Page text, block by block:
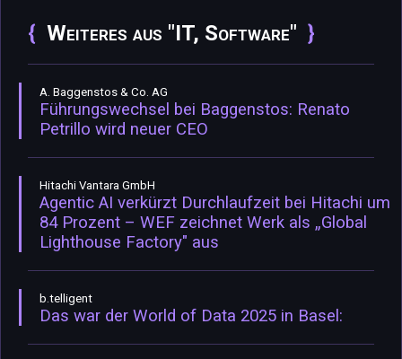
Weiteres aus "IT, Software"
A. Baggenstos & Co. AG
Führungswechsel bei Baggenstos: Renato
Petrillo wird neuer CEO
Hitachi Vantara GmbH
Agentic AI verkürzt Durchlaufzeit bei Hitachi um
84 Prozent – WEF zeichnet Werk als „Global
Lighthouse Factory" aus
b.telligent
Das war der World of Data 2025 in Basel: